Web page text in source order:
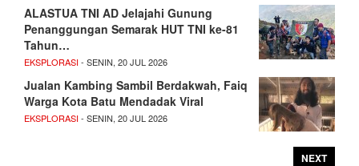
ALASTUA TNI AD Jelajahi Gunung
Penanggungan Semarak HUT TNI ke-81
Tahun…
EKSPLORASI- SENIN, 20 JUL 2026
Jualan Kambing Sambil Berdakwah, Faiq
Warga Kota Batu Mendadak Viral
EKSPLORASI- SENIN, 20 JUL 2026
NEXT